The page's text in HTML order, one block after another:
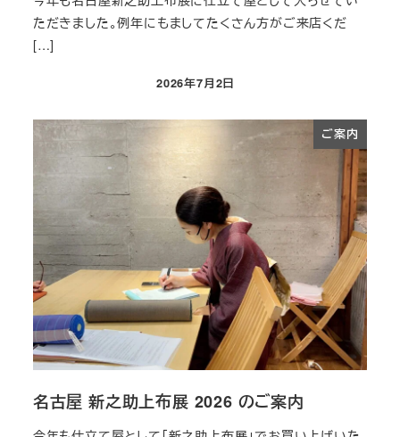
ただきました。例年にもましてたくさん方がご来店くだ
[…]
投稿日
2026年7月2日
ご案内
名古屋 新之助上布展 2026 のご案内